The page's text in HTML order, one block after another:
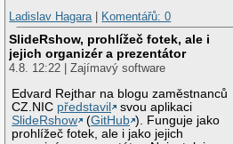
Ladislav Hagara | Komentářů: 0
SlideRshow, prohlížeč fotek, ale i
jejich organizér a prezentátor
4.8. 12:22 | Zajímavý software
Edvard Rejthar na blogu zaměstnanců
CZ.NIC představil
svou aplikaci
SlideRshow
(GitHub ). Funguje jako
prohlížeč fotek, ale i jako jejich